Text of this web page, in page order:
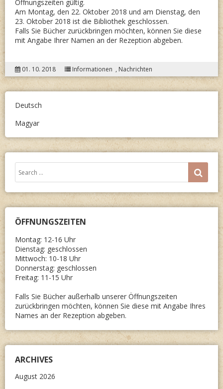
Öffnungszeiten gültig.
Am Montag, den 22. Oktober 2018 und am Dienstag, den
23. Oktober 2018 ist die Bibliothek geschlossen.
Falls Sie Bücher zurückbringen möchten, können Sie diese
mit Angabe Ihrer Namen an der Rezeption abgeben.
01. 10. 2018 Informationen , Nachrichten
Deutsch
Magyar
for:
ÖFFNUNGSZEITEN
Montag: 12-16 Uhr
Dienstag: geschlossen
Mittwoch: 10-18 Uhr
Donnerstag: geschlossen
Freitag: 11-15 Uhr
Falls Sie Bücher außerhalb unserer Öffnungszeiten
zurückbringen möchten, können Sie diese mit Angabe Ihres
Names an der Rezeption abgeben.
ARCHIVES
August 2026